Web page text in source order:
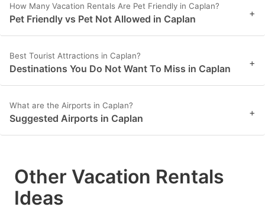
How Many Vacation Rentals Are Pet Friendly in Caplan?
Pet Friendly vs Pet Not Allowed in Caplan +
Best Tourist Attractions in Caplan?
Destinations You Do Not Want To Miss in Caplan +
What are the Airports in Caplan?
Suggested Airports in Caplan +
Other Vacation Rentals
Ideas